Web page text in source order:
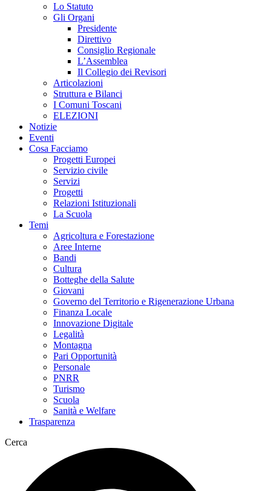
Lo Statuto
Gli Organi
Presidente
Direttivo
Consiglio Regionale
L’Assemblea
Il Collegio dei Revisori
Articolazioni
Struttura e Bilanci
I Comuni Toscani
ELEZIONI
Notizie
Eventi
Cosa Facciamo
Progetti Europei
Servizio civile
Servizi
Progetti
Relazioni Istituzionali
La Scuola
Temi
Agricoltura e Forestazione
Aree Interne
Bandi
Cultura
Botteghe della Salute
Giovani
Governo del Territorio e Rigenerazione Urbana
Finanza Locale
Innovazione Digitale
Legalità
Montagna
Pari Opportunità
Personale
PNRR
Turismo
Scuola
Sanità e Welfare
Trasparenza
Cerca